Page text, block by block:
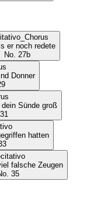
er noch redete
No. 27b
Donner
Sünde groß
31
hatten
falsche Zeugen
35